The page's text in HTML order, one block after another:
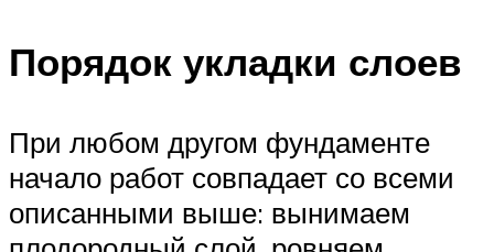
Порядок укладки слоев
При любом другом фундаменте
начало работ совпадает со всеми
описанными выше: вынимаем